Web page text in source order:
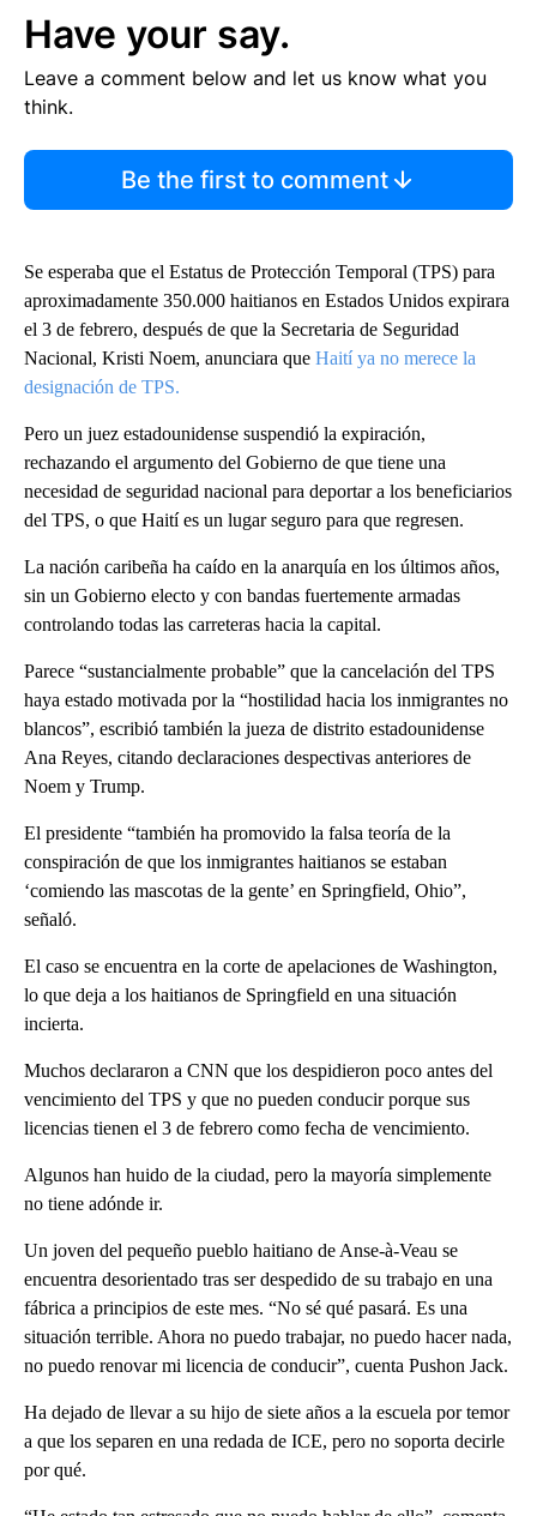
Have your say.
Leave a comment below and let us know what you
think.
Be the first to comment
Se esperaba que el Estatus de Protección Temporal (TPS) para
aproximadamente 350.000 haitianos en Estados Unidos expirara
el 3 de febrero, después de que la Secretaria de Seguridad
Nacional, Kristi Noem, anunciara que Haití ya no merece la
designación de TPS.
Pero un juez estadounidense suspendió la expiración,
rechazando el argumento del Gobierno de que tiene una
necesidad de seguridad nacional para deportar a los beneficiarios
del TPS, o que Haití es un lugar seguro para que regresen.
La nación caribeña ha caído en la anarquía en los últimos años,
sin un Gobierno electo y con bandas fuertemente armadas
controlando todas las carreteras hacia la capital.
Parece “sustancialmente probable” que la cancelación del TPS
haya estado motivada por la “hostilidad hacia los inmigrantes no
blancos”, escribió también la jueza de distrito estadounidense
Ana Reyes, citando declaraciones despectivas anteriores de
Noem y Trump.
El presidente “también ha promovido la falsa teoría de la
conspiración de que los inmigrantes haitianos se estaban
‘comiendo las mascotas de la gente’ en Springfield, Ohio”,
señaló.
El caso se encuentra en la corte de apelaciones de Washington,
lo que deja a los haitianos de Springfield en una situación
incierta.
Muchos declararon a CNN que los despidieron poco antes del
vencimiento del TPS y que no pueden conducir porque sus
licencias tienen el 3 de febrero como fecha de vencimiento.
Algunos han huido de la ciudad, pero la mayoría simplemente
no tiene adónde ir.
Un joven del pequeño pueblo haitiano de Anse-à-Veau se
encuentra desorientado tras ser despedido de su trabajo en una
fábrica a principios de este mes. “No sé qué pasará. Es una
situación terrible. Ahora no puedo trabajar, no puedo hacer nada,
no puedo renovar mi licencia de conducir”, cuenta Pushon Jack.
Ha dejado de llevar a su hijo de siete años a la escuela por temor
a que los separen en una redada de ICE, pero no soporta decirle
por qué.